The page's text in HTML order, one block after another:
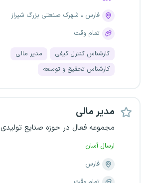
فارس
شهرک صنعتی بزرگ شیراز
تمام وقت
کارشناس کنترل کیفی
مدیر مالی
کارشناس تحقیق و توسعه
مدیر مالی
مجموعه فعال در حوزه صنایع تولیدی
ارسال آسان
فارس